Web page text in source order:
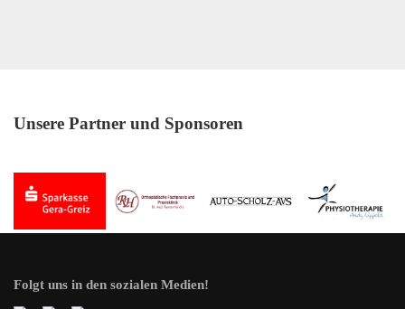
Unsere Partner und Sponsoren
Folgt uns in den sozialen Medien!